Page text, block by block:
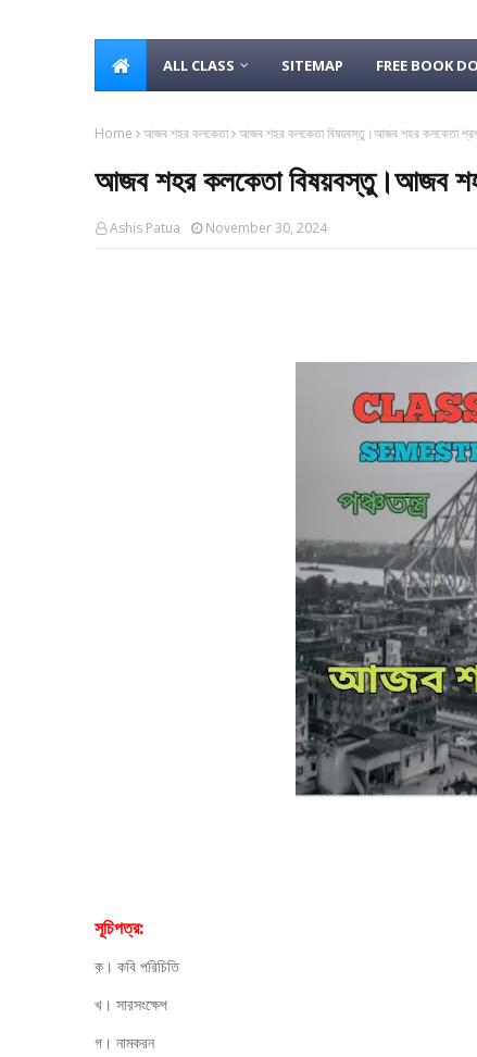
ALL CLASS SITEMAP FREE BOOK
Home আজব শহর কলকেতা আজব শহর কলকেতা বিষয়বস্তু।আজব শহর কলকেতা
আজব শহর কলকেতা বিষয়বস্তু।আজব
Ashis Patua November 30, 2024
সূচিপত্র:
ক। কবি পরিচিতি
খ। সারসংক্ষেপ
গ। নামকরন